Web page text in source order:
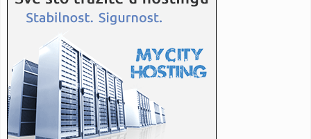
23:28:Alfa Romeo najavljuje proširenje svoje ponude
23:24:U Norveškoj isporučeno već 100.000 primeraka Tesle
Model Y
23:13:Kkoki: „Dim izgleda kao mesto gde dođeš sa jednom
osobom na d...
23:08:Završen 5. Social Media Summit by Telemach